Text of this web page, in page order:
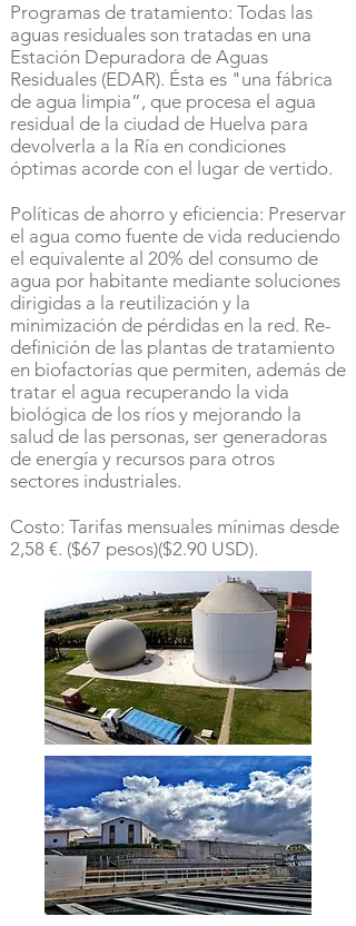
Programas de tratamiento: Todas las
aguas residuales son tratadas en una
Estación Depuradora de Aguas
Residuales (EDAR). Ésta es "una fábrica
de agua limpia”, que procesa el agua
residual de la ciudad de Huelva para
devolverla a la Ría en condiciones
óptimas acorde con el lugar de vertido.
Políticas de ahorro y eficiencia: Preservar
el agua como fuente de vida reduciendo
el equivalente al 20% del consumo de
agua por habitante mediante soluciones
dirigidas a la reutilización y la
minimización de pérdidas en la red. Re-
definición de las plantas de tratamiento
en biofactorías que permiten, además de
tratar el agua recuperando la vida
biológica de los ríos y mejorando la
salud de las personas, ser generadoras
de energía y recursos para otros
sectores industriales.
Costo: Tarifas mensuales mínimas desde
2,58 €. ($67 pesos)($2.90 USD).